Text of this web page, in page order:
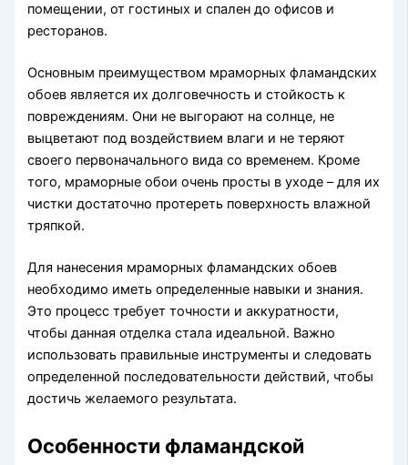
помещении, от гостиных и спален до офисов и
ресторанов.
Основным преимуществом мраморных фламандских
обоев является их долговечность и стойкость к
повреждениям. Они не выгорают на солнце, не
выцветают под воздействием влаги и не теряют
своего первоначального вида со временем. Кроме
того, мраморные обои очень просты в уходе – для их
чистки достаточно протереть поверхность влажной
тряпкой.
Для нанесения мраморных фламандских обоев
необходимо иметь определенные навыки и знания.
Это процесс требует точности и аккуратности,
чтобы данная отделка стала идеальной. Важно
использовать правильные инструменты и следовать
определенной последовательности действий, чтобы
достичь желаемого результата.
Особенности фламандской